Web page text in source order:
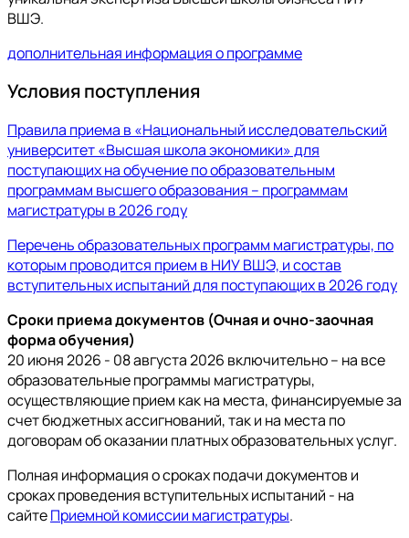
ВШЭ.
дополнительная информация о программе
Условия поступления
Правила приема в «Национальный исследовательский
университет «Высшая школа экономики» для
поступающих на обучение по образовательным
программам высшего образования – программам
магистратуры в 2026 году
Перечень образовательных программ магистратуры, по
которым проводится прием в НИУ ВШЭ, и состав
вступительных испытаний для поступающих в 2026 году
Сроки приема документов (Очная и очно-заочная
форма обучения)
20 июня 2026 - 08 августа 2026 включительно – на все
образовательные программы магистратуры,
осуществляющие прием как на места, финансируемые за
счет бюджетных ассигнований, так и на места по
договорам об оказании платных образовательных услуг.
Полная информация о сроках подачи документов и
сроках проведения вступительных испытаний - на
сайтеПриемной комиссии магистратуры.